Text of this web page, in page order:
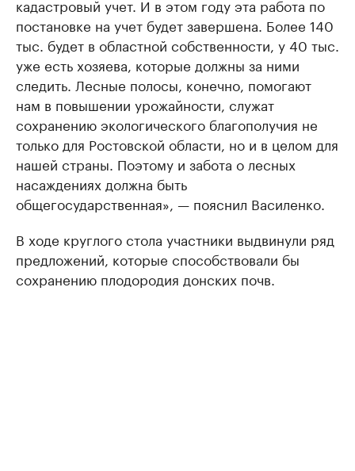
кадастровый учет. И в этом году эта работа по
постановке на учет будет завершена. Более 140
тыс. будет в областной собственности, у 40 тыс.
уже есть хозяева, которые должны за ними
следить. Лесные полосы, конечно, помогают
нам в повышении урожайности, служат
сохранению экологического благополучия не
только для Ростовской области, но и в целом для
нашей страны. Поэтому и забота о лесных
насаждениях должна быть
общегосударственная», — пояснил Василенко.
В ходе круглого стола участники выдвинули ряд
предложений, которые способствовали бы
сохранению плодородия донских почв.